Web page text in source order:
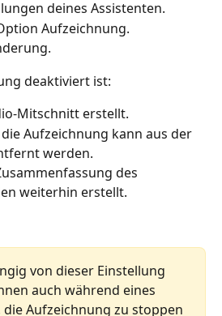
deines Assistenten.
Aufzeichnung.
deaktiviert ist:
Mitschnitt erstellt.
Aufzeichnung kann aus der
werden.
des
weiterhin erstellt.
von dieser Einstellung
auch während eines
Aufzeichnung zu stoppen